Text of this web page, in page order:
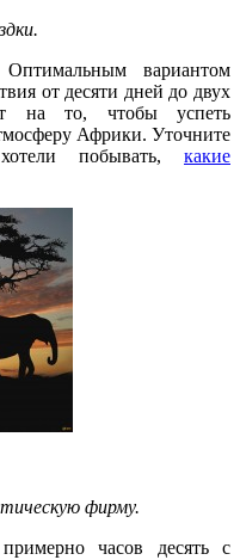
вариантом
от десяти дней до двух
на то, чтобы успеть
Африки. Уточните
побывать, какие
фирму.
часов десять с